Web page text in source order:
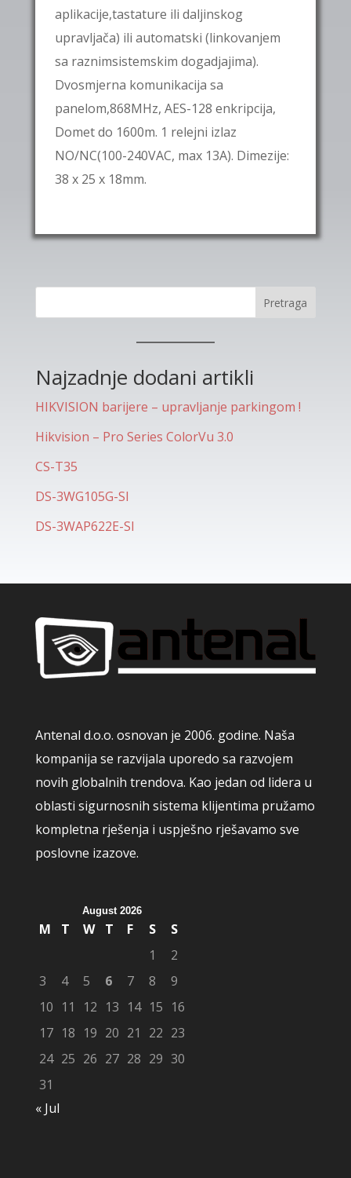
aplikacije,tastature ili daljinskog
upravljača) ili automatski (linkovanjem
sa raznimsistemskim dogadjajima).
Dvosmjerna komunikacija sa
panelom,868MHz, AES-128 enkripcija,
Domet do 1600m. 1 relejni izlaz
NO/NC(100-240VAC, max 13A). Dimezije:
38 x 25 x 18mm.
Pretraga
Najzadnje dodani artikli
HIKVISION barijere – upravljanje parkingom !
Hikvision – Pro Series ColorVu 3.0
CS-T35
DS-3WG105G-SI
DS-3WAP622E-SI
Antenal d.o.o. osnovan je 2006. godine. Naša
kompanija se razvijala uporedo sa razvojem
novih globalnih trendova. Kao jedan od lidera u
oblasti sigurnosnih sistema klijentima pružamo
kompletna rješenja i uspješno rješavamo sve
poslovne izazove.
August 2026
M T W T F S
S
1
2
3
4 5 6 7 8
9
10 11 12 13 14 15 16
17 18 19 20 21 22 23
24 25 26 27 28 29 30
31
« Jul